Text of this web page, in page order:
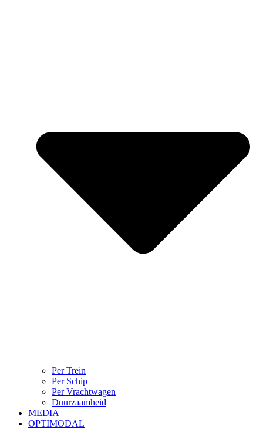
Per Trein
Per Schip
Per Vrachtwagen
Duurzaamheid
MEDIA
OPTIMODAL